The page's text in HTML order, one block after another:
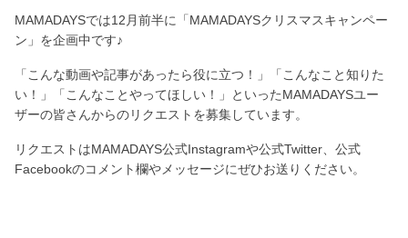
MAMADAYSでは12月前半に「MAMADAYSクリスマスキャンペー
ン」を企画中です♪
「こんな動画や記事があったら役に立つ！」「こんなこと知りた
い！」「こんなことやってほしい！」といったMAMADAYSユー
ザーの皆さんからのリクエストを募集しています。
リクエストはMAMADAYS公式Instagramや公式Twitter、公式
Facebookのコメント欄やメッセージにぜひお送りください。